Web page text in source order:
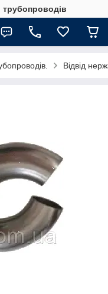
трубопроводів
Відвід